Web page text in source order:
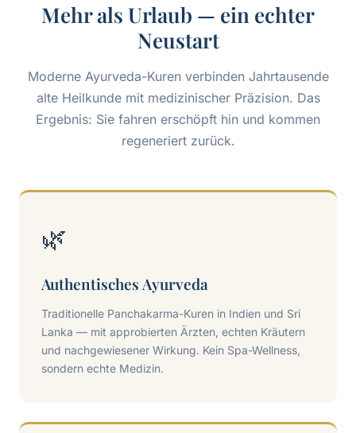
Mehr als Urlaub — ein echter
Neustart
Moderne Ayurveda-Kuren verbinden Jahrtausende
alte Heilkunde mit medizinischer Präzision. Das
Ergebnis: Sie fahren erschöpft hin und kommen
regeneriert zurück.
🌿
Authentisches Ayurveda
Traditionelle Panchakarma-Kuren in Indien und Sri
Lanka — mit approbierten Ärzten, echten Kräutern
und nachgewiesener Wirkung. Kein Spa-Wellness,
sondern echte Medizin.